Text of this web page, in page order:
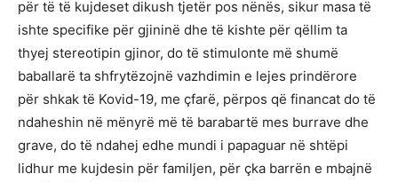
për të të kujdeset dikush tjetër pos nënës, sikur masa të
ishte specifike për gjininë dhe të kishte për qëllim ta
thyej stereotipin gjinor, do të stimulonte më shumë
baballarë ta shfrytëzojnë vazhdimin e lejes prindërore
për shkak të Kovid-19, me çfarë, përpos që financat do të
ndaheshin në mënyrë më të barabartë mes burrave dhe
grave, do të ndahej edhe mundi i papaguar në shtëpi
lidhur me kujdesin për familjen, për çka barrën e mbajnë